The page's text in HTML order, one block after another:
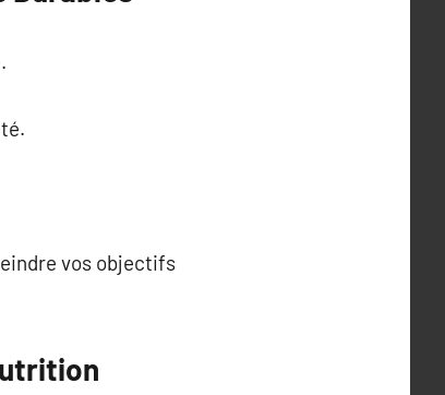
vos objectifs